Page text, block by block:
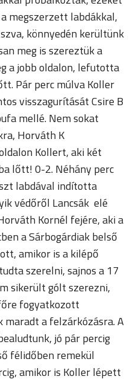
megszerzett labdákkal,
könnyedén kerültünk
meg is szereztük a
a jobb oldalon, lefutotta
Pár perc múlva Koller
visszagurítását Csire B
mellé. Nem sokat
Horváth K
Kollert, aki két
lőtt! 0-2. Néhány perc
labdával indította
védőről Lancsák elé
Kornél fejére, aki a
a Sárbogárdiak belső
amikor is a kilépő
szerelni, sajnos a 17
sikerült gólt szerezni,
fogyatkozott
maradt a felzárkózásra. A
jó pár percig
félidőben remekül
amikor is Koller lépett